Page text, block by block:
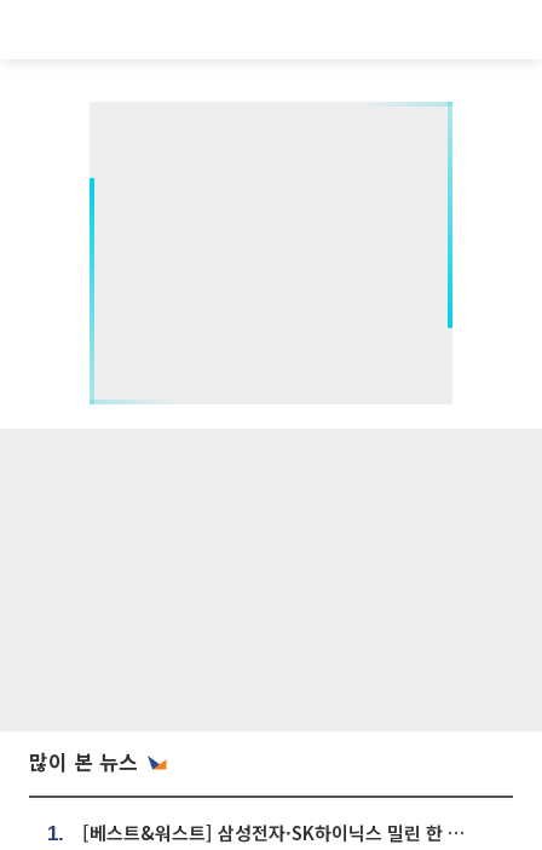
많이 본 뉴스
1. [베스트&워스트] 삼성전자·SK하이닉스 밀린 한 주…상상인증권은 85% 급등